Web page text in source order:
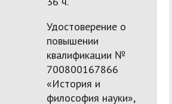
Удостоверение о
повышении
квалификации №
700800167866
«История и
философия науки»,